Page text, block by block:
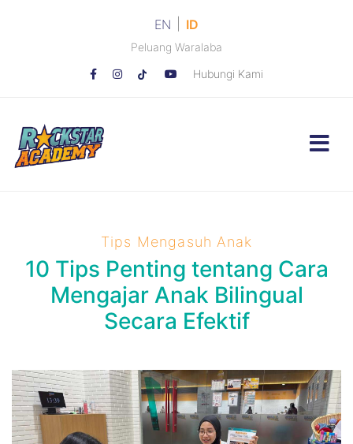
EN ID
Peluang Waralaba
Hubungi Kami
Tips Mengasuh Anak
10 Tips Penting tentang Cara
Mengajar Anak Bilingual
Secara Efektif